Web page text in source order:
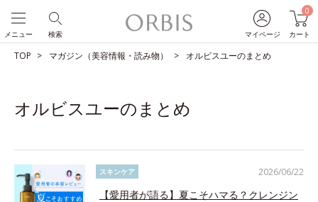
マイページ
0
カート
検索
メニュー
TOP マガジン（美容情報・読み物） オルビスユーのまとめ
オルビスユーのまとめ
2026/06/22
スキンケア
【愛用者が語る】夏こそハマる？クレンジン